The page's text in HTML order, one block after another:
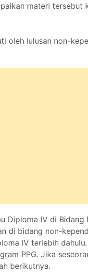
materi tersebut
oleh lulusan non-
Diploma IV di
di bidang non-
IV terlebih
PPG. Jika
berikutnya.